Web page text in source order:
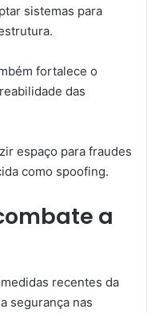
sistemas para
fortalece o
das
espaço para fraudes
como spoofing.
a
recentes da
segurança nas